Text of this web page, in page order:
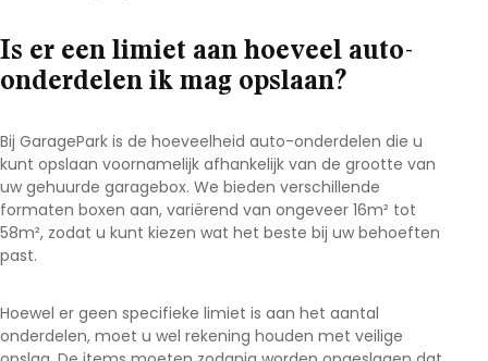
Is er een limiet aan hoeveel auto-
onderdelen ik mag opslaan?
Bij GaragePark is de hoeveelheid auto-onderdelen die u
kunt opslaan voornamelijk afhankelijk van de grootte van
uw gehuurde garagebox. We bieden verschillende
formaten boxen aan, variërend van ongeveer 16m² tot
58m², zodat u kunt kiezen wat het beste bij uw behoeften
past.
Hoewel er geen specifieke limiet is aan het aantal
onderdelen, moet u wel rekening houden met veilige